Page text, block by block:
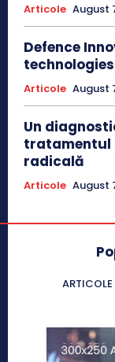
Articole August
Defence
technologies
Articole August
Un
tratamentul
radicală
Articole August
ARTICOLE